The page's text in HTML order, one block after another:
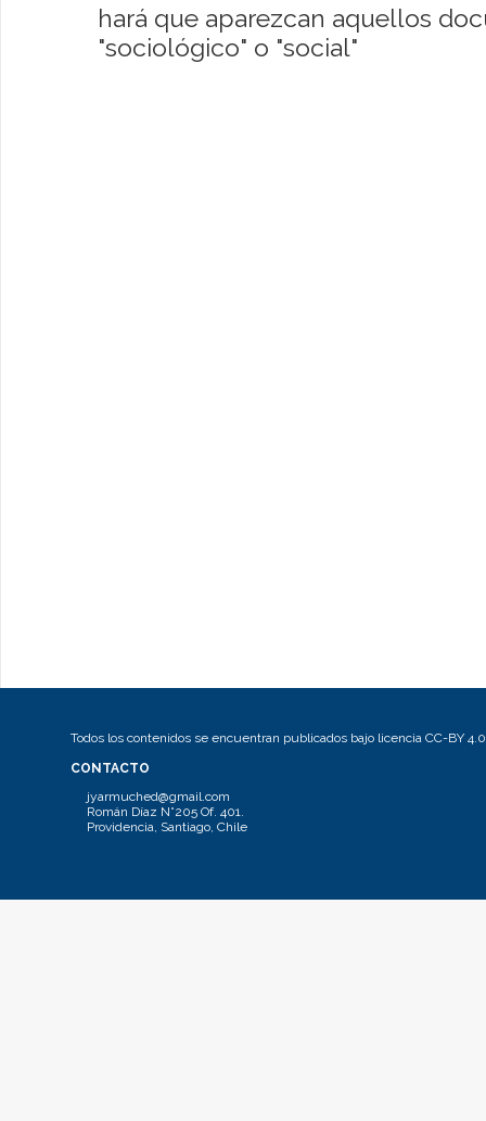
hará que aparezcan aquellos
"sociológico" o "social"
Todos los contenidos se encuentran publicados bajo licencia CC-BY 4.0
CONTACTO
jyarmuched@gmail.com
Román Díaz N°205 Of. 401.
Providencia, Santiago, Chile